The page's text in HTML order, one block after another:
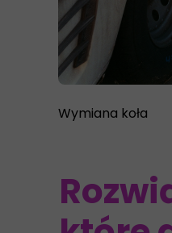
Wymiana koła